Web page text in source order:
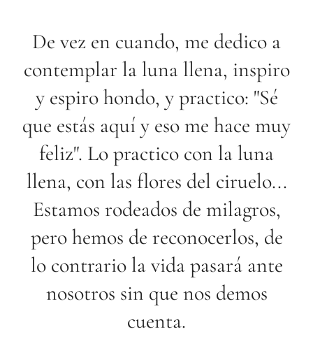
De vez en cuando, me dedico a
contemplar la luna llena, inspiro
y espiro hondo, y practico: "Sé
que estás aquí y eso me hace muy
feliz". Lo practico con la luna
llena, con las flores del ciruelo...
Estamos rodeados de milagros,
pero hemos de reconocerlos, de
lo contrario la vida pasará ante
nosotros sin que nos demos
cuenta.